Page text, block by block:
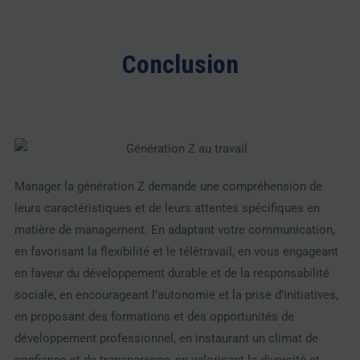
Conclusion
Manager la génération Z demande une compréhension de
leurs caractéristiques et de leurs attentes spécifiques en
matière de management. En adaptant votre communication,
en favorisant la flexibilité et le télétravail, en vous engageant
en faveur du développement durable et de la responsabilité
sociale, en encourageant l’autonomie et la prise d’initiatives,
en proposant des formations et des opportunités de
développement professionnel, en instaurant un climat de